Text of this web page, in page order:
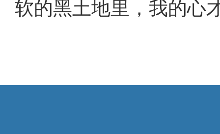
软的黑土地里，我的心